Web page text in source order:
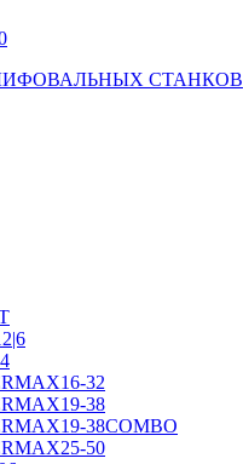
СТАНКОВ
32
38
38COMBO
50